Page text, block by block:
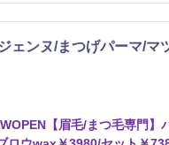
ンヌ/まつげパーマ/マ
【眉毛/まつ毛専門